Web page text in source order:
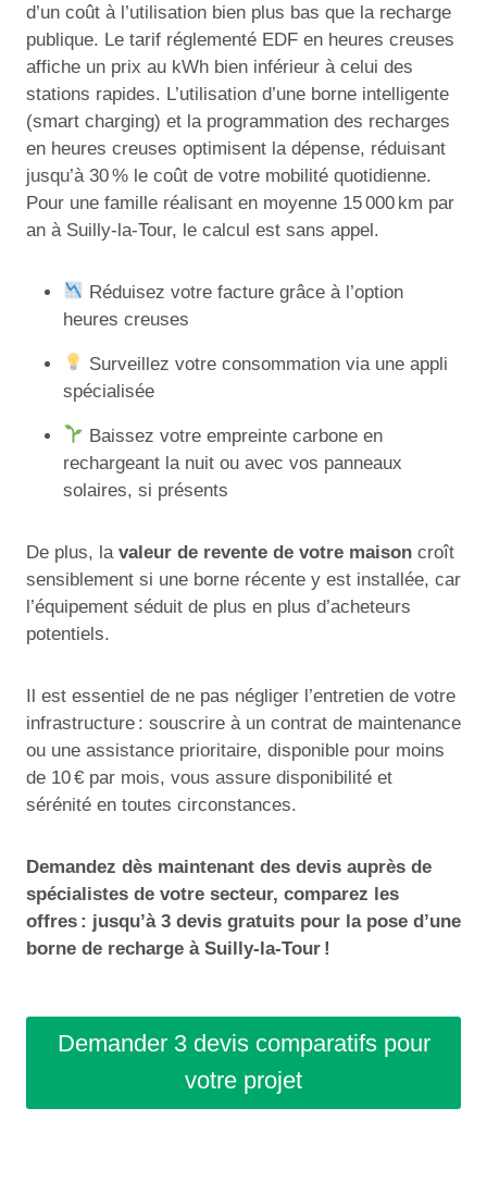
d’un coût à l’utilisation bien plus bas que la recharge
publique. Le tarif réglementé EDF en heures creuses
affiche un prix au kWh bien inférieur à celui des
stations rapides. L’utilisation d’une borne intelligente
(smart charging) et la programmation des recharges
en heures creuses optimisent la dépense, réduisant
jusqu’à 30 % le coût de votre mobilité quotidienne.
Pour une famille réalisant en moyenne 15 000 km par
an à Suilly-la-Tour, le calcul est sans appel.
Réduisez votre facture grâce à l’option
heures creuses
Surveillez votre consommation via une appli
spécialisée
Baissez votre empreinte carbone en
rechargeant la nuit ou avec vos panneaux
solaires, si présents
De plus, la valeur de revente de votre maison croît
sensiblement si une borne récente y est installée, car
l’équipement séduit de plus en plus d’acheteurs
potentiels.
Il est essentiel de ne pas négliger l’entretien de votre
infrastructure : souscrire à un contrat de maintenance
ou une assistance prioritaire, disponible pour moins
de 10 € par mois, vous assure disponibilité et
sérénité en toutes circonstances.
Demandez dès maintenant des devis auprès de
spécialistes de votre secteur, comparez les
offres : jusqu’à 3 devis gratuits pour la pose d’une
borne de recharge à Suilly-la-Tour !
Demander 3 devis comparatifs pour
votre projet